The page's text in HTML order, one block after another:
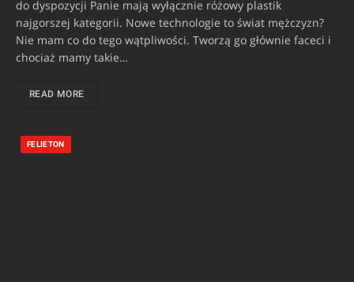
do dyspozycji Panie mają wyłącznie różowy plastik
najgorszej kategorii. Nowe technologie to świat mężczyzn?
Nie mam co do tego wątpliwości. Tworzą go głównie faceci i
chociaż mamy takie…
READ MORE
FELIETON